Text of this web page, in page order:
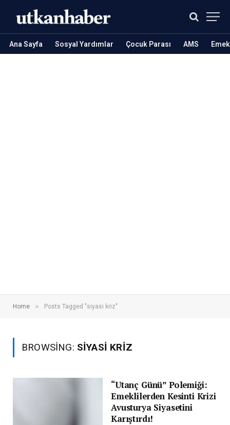
Ana Sayfa Sosyal Yardımlar Çocuk Parası AMS
Home » Posts Tagged "siyasi kriz"
BROWSING: SIYASI KRIZ
“Utanç Günü” Polemiği:
Emeklilerden Kesinti Krizi
Avusturya Siyasetini
Karıştırdı!